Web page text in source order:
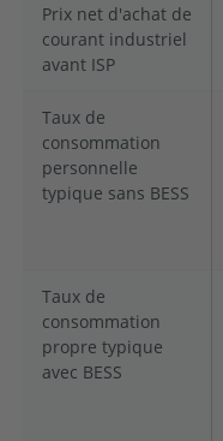
Prix net d'achat de
courant industriel
avant ISP
Taux de
consommation
personnelle
typique sans BESS
Taux de
consommation
propre typique
avec BESS